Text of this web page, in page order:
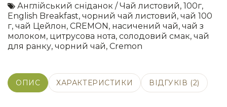
Англійський сніданок / Чай листовий, 100г,
English Breakfast, чорний чай листовий, чай 100
г, чай Цейлон, CREMON, насичений чай, чай з
молоком, цитрусова нота, солодовий смак, чай
для ранку, чорний чай, Cremon
ОПИС ХАРАКТЕРИСТИКИ ВІДГУКІВ (2)